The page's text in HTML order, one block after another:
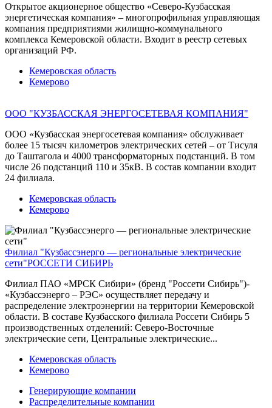
Открытое акционерное общество «Северо-Кузбасская
энергетическая компания» – многопрофильная управляющая
компания предприятиями жилищно-коммунального
комплекса Кемеровской области. Входит в реестр сетевых
организаций РФ.
Кемеровская область
Кемерово
ООО "КУЗБАССКАЯ ЭНЕРГОСЕТЕВАЯ КОМПАНИЯ"
ООО «Кузбасская энергосетевая компания» обслуживает
более 15 тысяч километров электрических сетей – от Тисуля
до Таштагола и 4000 трансформаторных подстанций. В том
числе 26 подстанций 110 и 35кВ. В состав компании входит
24 филиала.
Кемеровская область
Кемерово
Филиал "Кузбассэнерго — региональные электрические
сети"РОССЕТИ СИБИРЬ
Филиал ПАО «МРСК Сибири» (бренд "Россети Сибирь")-
«Кузбассэнерго – РЭС» осуществляет передачу и
распределение электроэнергии на территории Кемеровской
области. В составе Кузбасского филиала Россети Сибирь 5
производственных отделений: Северо-Восточные
электрические сети, Центральные электрические...
Кемеровская область
Кемерово
Генерирующие компании
Распределительные компании